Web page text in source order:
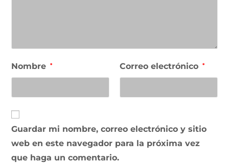
Nombre * Correo electrónico *
Guardar mi nombre, correo electrónico y sitio
web en este navegador para la próxima vez
que haga un comentario.